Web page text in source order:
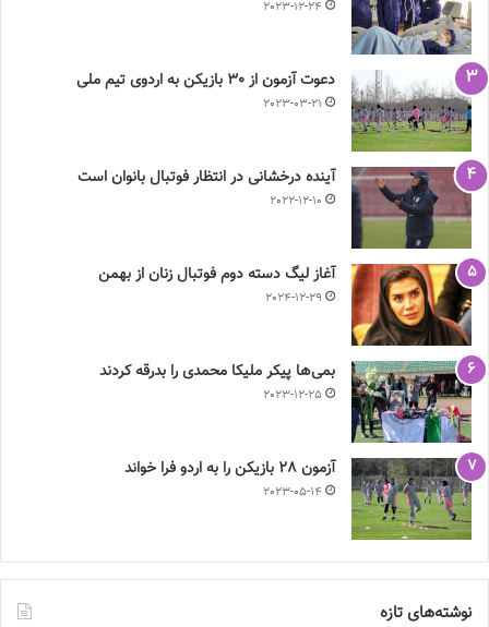
2023-12-24
دعوت آزمون از 30 بازیکن به اردوی تیم ملی
2023-03-21
آینده درخشانی در انتظار فوتبال بانوان است
2022-12-10
آغاز لیگ دسته دوم فوتبال زنان از بهمن
2024-12-29
بمی‌ها پیکر ملیکا محمدی را بدرقه کردند
2023-12-25
آزمون 28 بازیکن را به اردو فرا خواند
2023-05-14
نوشته‌های تازه